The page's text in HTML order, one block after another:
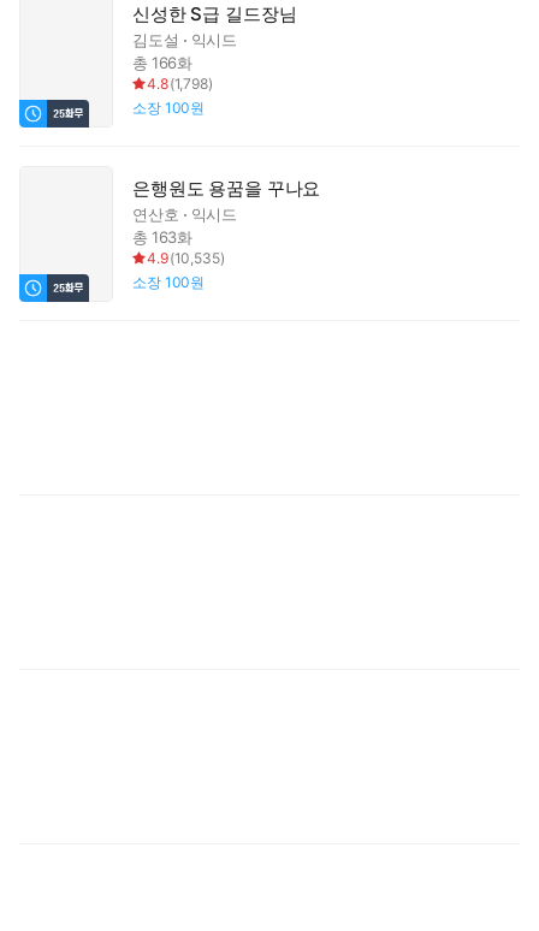
신성한 S급 길드장님
김도설
익시드
총 166화
4.8(1,798)
소장 100원
은행원도 용꿈을 꾸나요
연산호
익시드
총 163화
4.9(10,535)
소장 100원